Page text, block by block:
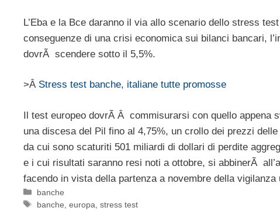
L’Eba e la Bce daranno il via allo scenario dello stress
conseguenze di una crisi economica sui bilanci bancari,
dovrÃ scendere sotto il 5,5%.
>Â Stress test banche, italiane tutte promosse
Il test europeo dovrÃ Â commisurarsi con quello appena
una discesa del Pil fino al 4,75%, un crollo dei prezzi
da cui sono scaturiti 501 miliardi di dollari di perdite
e i cui risultati saranno resi noti a ottobre, si abbinerÃ
facendo in vista della partenza a novembre della vigilanza
Categorie
banche
Tag
banche ,europa ,stress test